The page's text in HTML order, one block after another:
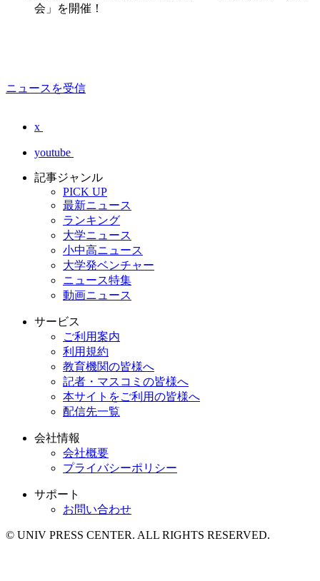
会」を開催！
ニュースを受信
x
youtube
記事ジャンル
PICK UP
最新ニュース
ランキング
大学ニュース
小中高ニュース
大学発ベンチャー
ニュース特集
動画ニュース
サービス
ご利用案内
利用規約
教育機関の皆様へ
記者・マスコミの皆様へ
本サイトをご利用の皆様へ
配信先一覧
会社情報
会社概要
プライバシーポリシー
サポート
お問い合わせ
© UNIV PRESS CENTER. ALL RIGHTS RESERVED.